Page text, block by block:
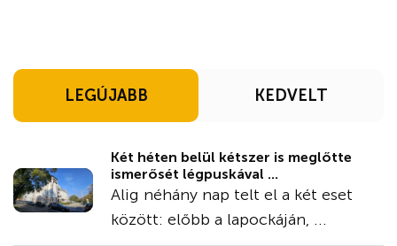
LEGÚJABB KEDVELT
Két héten belül kétszer is meglőtte
ismerősét légpuskával ...
Alig néhány nap telt el a két eset
között: előbb a lapockáján, ...